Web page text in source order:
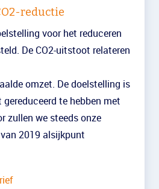
reductie
voor het reduceren
De CO2-uitstoot relateren
omzet. De doelstelling is
te hebben met
zullen we steeds onze
2019 alsijkpunt